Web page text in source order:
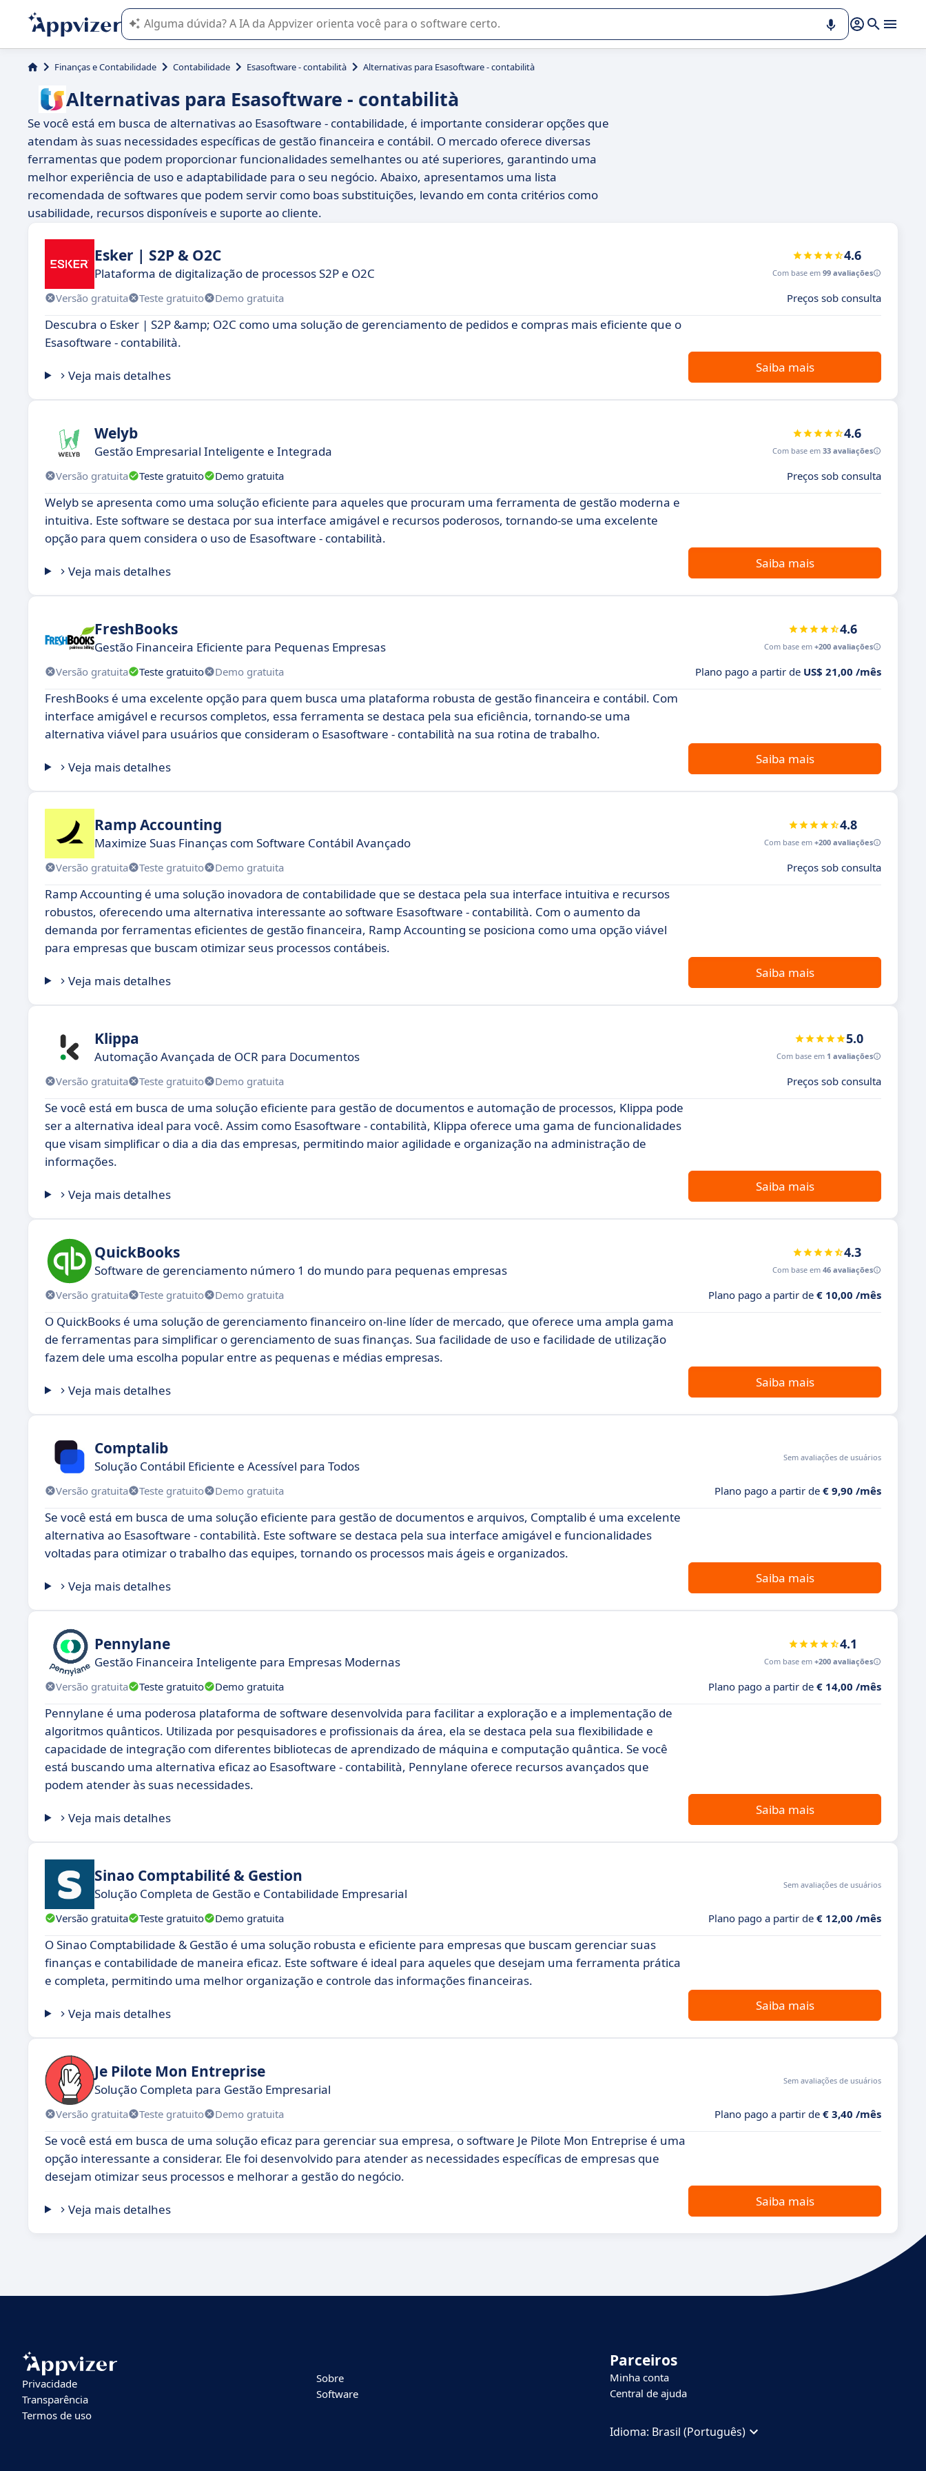
A IA do Appvizer o orienta no uso ou na seleção de software SaaS para sua empresa.
Finanças e Contabilidade Contabilidade Esasoftware - contabilità Alternativas para Esasoftware - contabilità
Alternativas para Esasoftware - contabilità
Se você está em busca de alternativas ao Esasoftware - contabilidade, é importante considerar opções que
atendam às suas necessidades específicas de gestão financeira e contábil. O mercado oferece diversas
ferramentas que podem proporcionar funcionalidades semelhantes ou até superiores, garantindo uma
melhor experiência de uso e adaptabilidade para o seu negócio. Abaixo, apresentamos uma lista
recomendada de softwares que podem servir como boas substituições, levando em conta critérios como
usabilidade, recursos disponíveis e suporte ao cliente.
Esker | S2P & O2C
Plataforma de digitalização de processos S2P e O2C
4.6
Com base em 99 avaliações
Versão gratuita Teste gratuito Demo gratuita Preços sob consulta
Descubra o Esker | S2P &amp; O2C como uma solução de gerenciamento de pedidos e compras mais eficiente que o
Esasoftware - contabilità.
Veja mais detalhes
Saiba mais
Welyb
Gestão Empresarial Inteligente e Integrada
4.6
Com base em 33 avaliações
Versão gratuita Teste gratuito Demo gratuita Preços sob consulta
Welyb se apresenta como uma solução eficiente para aqueles que procuram uma ferramenta de gestão moderna e
intuitiva. Este software se destaca por sua interface amigável e recursos poderosos, tornando-se uma excelente
opção para quem considera o uso de Esasoftware - contabilità.
Veja mais detalhes
Saiba mais
FreshBooks
Gestão Financeira Eficiente para Pequenas Empresas
4.6
Com base em +200 avaliações
Versão gratuita Teste gratuito Demo gratuita Plano pago a partir de US$ 21,00 /mês
FreshBooks é uma excelente opção para quem busca uma plataforma robusta de gestão financeira e contábil. Com
interface amigável e recursos completos, essa ferramenta se destaca pela sua eficiência, tornando-se uma
alternativa viável para usuários que consideram o Esasoftware - contabilità na sua rotina de trabalho.
Veja mais detalhes
Saiba mais
Ramp Accounting
Maximize Suas Finanças com Software Contábil Avançado
4.8
Com base em +200 avaliações
Versão gratuita Teste gratuito Demo gratuita Preços sob consulta
Ramp Accounting é uma solução inovadora de contabilidade que se destaca pela sua interface intuitiva e recursos
robustos, oferecendo uma alternativa interessante ao software Esasoftware - contabilità. Com o aumento da
demanda por ferramentas eficientes de gestão financeira, Ramp Accounting se posiciona como uma opção viável
para empresas que buscam otimizar seus processos contábeis.
Veja mais detalhes
Saiba mais
Klippa
Automação Avançada de OCR para Documentos
5.0
Com base em 1 avaliações
Versão gratuita Teste gratuito Demo gratuita Preços sob consulta
Se você está em busca de uma solução eficiente para gestão de documentos e automação de processos, Klippa pode
ser a alternativa ideal para você. Assim como Esasoftware - contabilità, Klippa oferece uma gama de funcionalidades
que visam simplificar o dia a dia das empresas, permitindo maior agilidade e organização na administração de
informações.
Veja mais detalhes
Saiba mais
QuickBooks
Software de gerenciamento número 1 do mundo para pequenas empresas
4.3
Com base em 46 avaliações
Versão gratuita Teste gratuito Demo gratuita Plano pago a partir de € 10,00 /mês
O QuickBooks é uma solução de gerenciamento financeiro on-line líder de mercado, que oferece uma ampla gama
de ferramentas para simplificar o gerenciamento de suas finanças. Sua facilidade de uso e facilidade de utilização
fazem dele uma escolha popular entre as pequenas e médias empresas.
Veja mais detalhes
Saiba mais
Comptalib
Solução Contábil Eficiente e Acessível para Todos
Sem avaliações de usuários
Versão gratuita Teste gratuito Demo gratuita Plano pago a partir de € 9,90 /mês
Se você está em busca de uma solução eficiente para gestão de documentos e arquivos, Comptalib é uma excelente
alternativa ao Esasoftware - contabilità. Este software se destaca pela sua interface amigável e funcionalidades
voltadas para otimizar o trabalho das equipes, tornando os processos mais ágeis e organizados.
Veja mais detalhes
Saiba mais
Pennylane
Gestão Financeira Inteligente para Empresas Modernas
4.1
Com base em +200 avaliações
Versão gratuita Teste gratuito Demo gratuita Plano pago a partir de € 14,00 /mês
Pennylane é uma poderosa plataforma de software desenvolvida para facilitar a exploração e a implementação de
algoritmos quânticos. Utilizada por pesquisadores e profissionais da área, ela se destaca pela sua flexibilidade e
capacidade de integração com diferentes bibliotecas de aprendizado de máquina e computação quântica. Se você
está buscando uma alternativa eficaz ao Esasoftware - contabilità, Pennylane oferece recursos avançados que
podem atender às suas necessidades.
Veja mais detalhes
Saiba mais
Sinao Comptabilité & Gestion
Solução Completa de Gestão e Contabilidade Empresarial
Sem avaliações de usuários
Versão gratuita Teste gratuito Demo gratuita Plano pago a partir de € 12,00 /mês
O Sinao Comptabilidade & Gestão é uma solução robusta e eficiente para empresas que buscam gerenciar suas
finanças e contabilidade de maneira eficaz. Este software é ideal para aqueles que desejam uma ferramenta prática
e completa, permitindo uma melhor organização e controle das informações financeiras.
Veja mais detalhes
Saiba mais
Je Pilote Mon Entreprise
Solução Completa para Gestão Empresarial
Sem avaliações de usuários
Versão gratuita Teste gratuito Demo gratuita Plano pago a partir de € 3,40 /mês
Se você está em busca de uma solução eficaz para gerenciar sua empresa, o software Je Pilote Mon Entreprise é uma
opção interessante a considerar. Ele foi desenvolvido para atender as necessidades específicas de empresas que
desejam otimizar seus processos e melhorar a gestão do negócio.
Veja mais detalhes
Saiba mais
Privacidade
Transparência
Termos de uso
Sobre
Software
Parceiros
Minha conta
Central de ajuda
Idioma: Brasil (Português)